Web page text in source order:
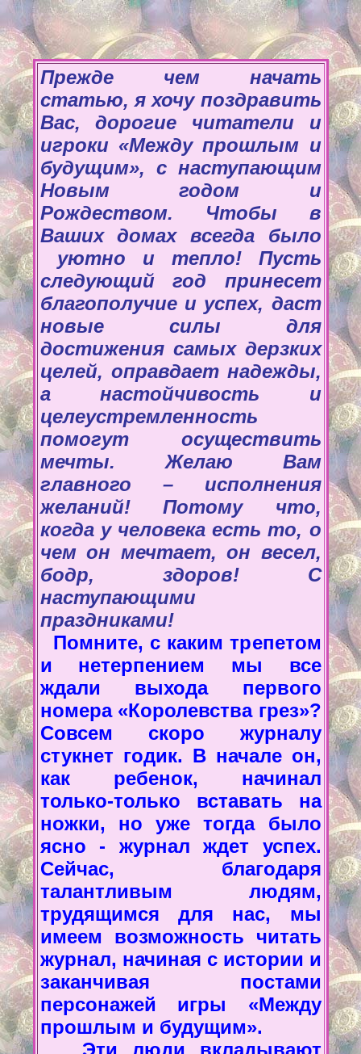
Прежде чем начать
статью, я хочу поздравить
Вас, дорогие читатели и
игроки «Между прошлым и
будущим», с наступающим
Новым годом и
Рождеством. Чтобы в
Ваших домах всегда было
уютно и тепло! Пусть
следующий год принесет
благополучие и успех, даст
новые силы для
достижения самых дерзких
целей, оправдает надежды,
а настойчивость и
целеустремленность
помогут осуществить
мечты. Желаю Вам
главного – исполнения
желаний! Потому что,
когда у человека есть то, о
чем он мечтает, он весел,
бодр, здоров! С
наступающими
праздниками!
Помните, с каким трепетом
и нетерпением мы все
ждали выхода первого
номера «Королевства грез»?
Совсем скоро журналу
стукнет годик. В начале он,
как ребенок, начинал
только-только вставать на
ножки, но уже тогда было
ясно - журнал ждет успех.
Сейчас, благодаря
талантливым людям,
трудящимся для нас, мы
имеем возможность читать
журнал, начиная с истории и
заканчивая постами
персонажей игры «Между
прошлым и будущим».
Эти люди вкладывают